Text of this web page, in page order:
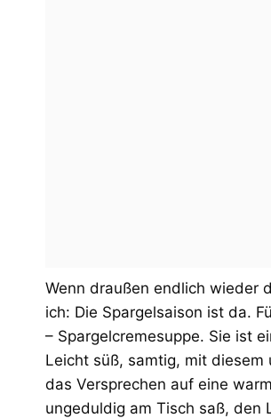
Wenn draußen endlich wieder
ich: Die Spargelsaison ist da.
– Spargelcremesuppe. Sie ist
Leicht süß, samtig, mit diesem
das Versprechen auf eine
ungeduldig am Tisch saß,